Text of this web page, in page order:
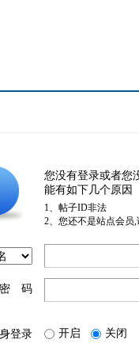
您没有登录或者您
能有如下几个原因
1、帖子ID非法
2、您还不是站点会员
密 码
登录 开启 关闭